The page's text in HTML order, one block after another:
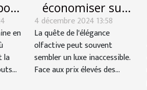
en
la
économiser sur
les parfums de
luxe avec des
alternatives
abordables
4 décembre 2024 13:58
La quête de l'élégance
olfactive peut souvent
sembler un luxe inaccessible.
Face aux prix élevés des...